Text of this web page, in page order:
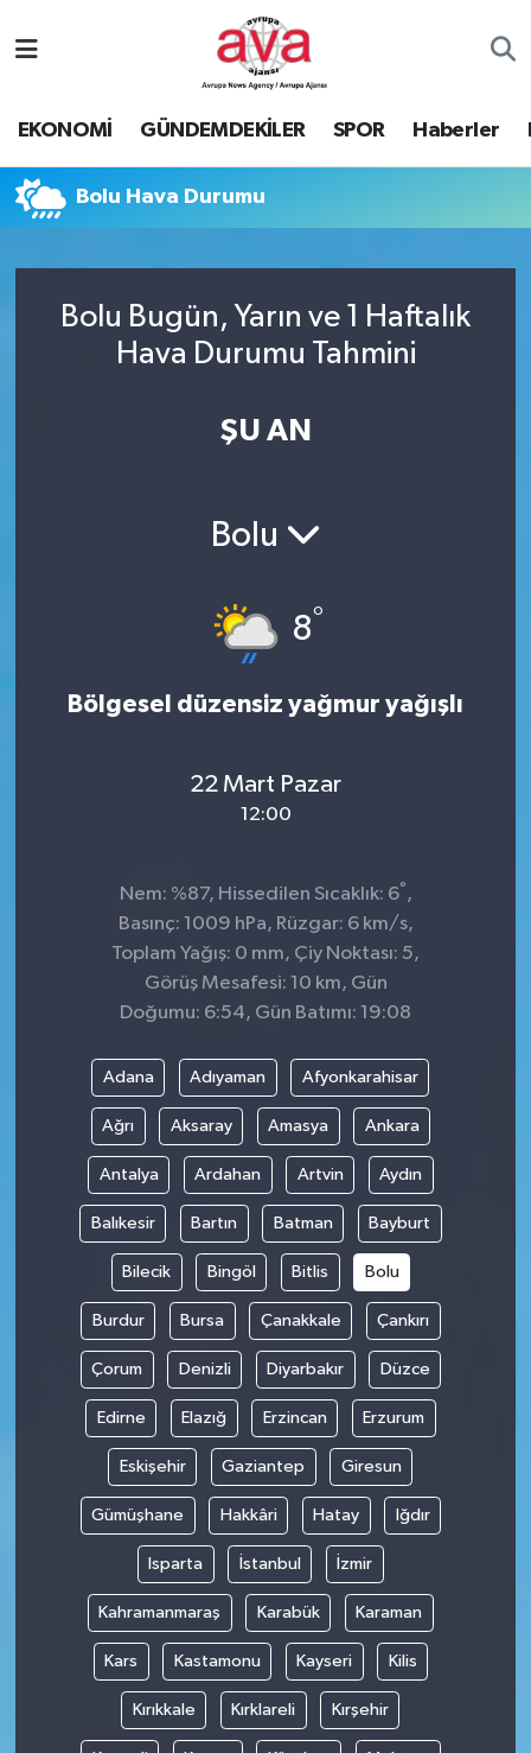
EKONOMİ GÜNDEMDEKİLER SPOR Haberler
Bolu Hava Durumu
Bolu Bugün, Yarın ve 1 Haftalık
Hava Durumu Tahmini
ŞU AN
Bolu
8°
Bölgesel düzensiz yağmur yağışlı
22 Mart Pazar
12:00
Nem: %87, Hissedilen Sıcaklık: 6° ,
Basınç: 1009 hPa, Rüzgar: 6 km/s,
Toplam Yağış: 0 mm, Çiy Noktası: 5,
Görüş Mesafesi: 10 km, Gün
Doğumu: 6:54, Gün Batımı: 19:08
Adana Adıyaman Afyonkarahisar
Ağrı Aksaray Amasya Ankara
Antalya Ardahan Artvin Aydın
Balıkesir Bartın Batman Bayburt
Bilecik Bingöl Bitlis Bolu
Burdur Bursa Çanakkale Çankırı
Çorum Denizli Diyarbakır Düzce
Edirne Elazığ Erzincan Erzurum
Eskişehir Gaziantep Giresun
Gümüşhane Hakkâri Hatay Iğdır
Isparta İstanbul İzmir
Kahramanmaraş Karabük Karaman
Kars Kastamonu Kayseri Kilis
Kırıkkale Kırklareli Kırşehir
Nöbetçi Eczaneler
Namaz Vakitleri
Trafik Durumu
Süper Lig Puan Durumu ve Fikstür